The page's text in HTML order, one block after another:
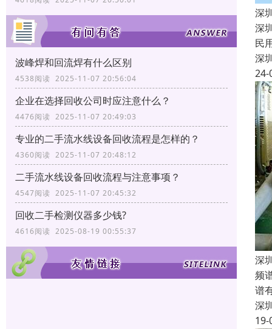
波峰焊和回流焊有什么区别
4538阅读 2025-11-07 20:56:04
企业在选择回收公司时应注意什么？
4476阅读 2025-11-07 20:49:03
专业的二手流水线设备回收流程是怎样的？
4360阅读 2025-11-07 20:48:12
二手流水线设备回收流程与注意事项？
4547阅读 2025-11-07 20:45:32
回收二手检测仪器多少钱?
4616阅读 2025-08-19 00:55:37
深
深
民
深
24-
深
频
谱
深
19-